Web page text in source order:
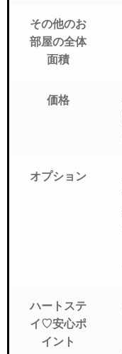
その他のお
部屋の全体
面積
価格
オプション
ハートステ
イ♡安心ポ
イント